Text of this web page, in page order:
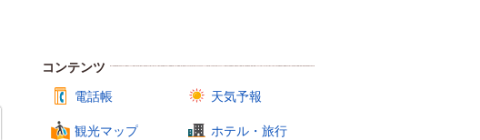
コンテンツ
電話帳
天気予報
観光マップ ホテル・旅行